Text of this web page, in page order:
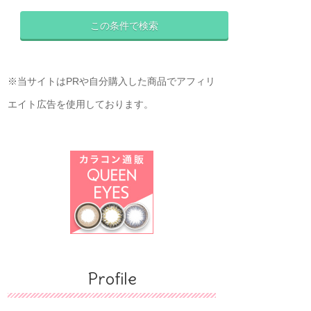
※当サイトはPRや自分購入した商品でアフィリ
エイト広告を使用しております。
Profile